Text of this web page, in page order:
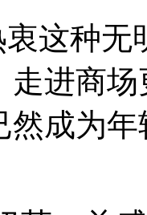
这种
走进商
然成为